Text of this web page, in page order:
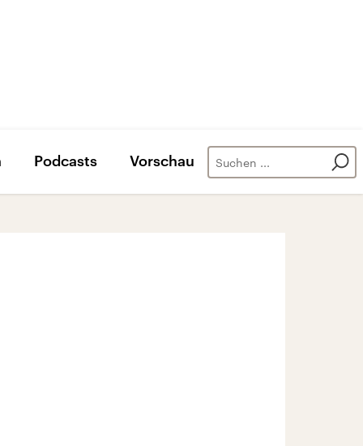
Podcasts Vorschau